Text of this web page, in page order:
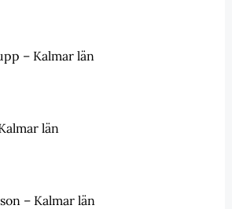
– Kalmar län
län
– Kalmar län